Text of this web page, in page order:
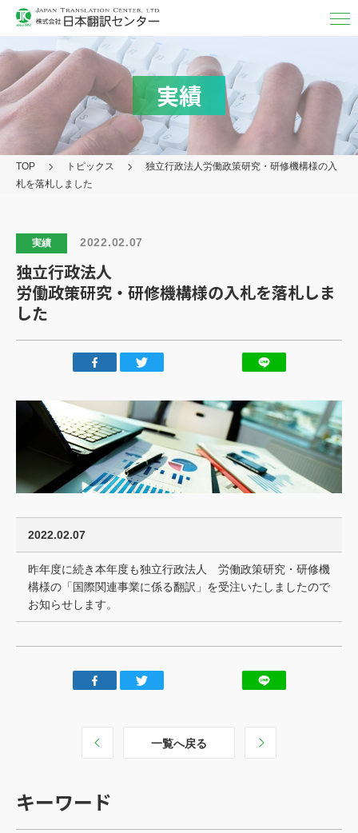
翻訳
MTPE（機械チェック）
映像字幕
対応フォーマット
アフターケア
その他のサービス
行動規範
アクセスマップ
実績
トピックス
ご利用案内
実績
TOP トピックス 独立行政法人労働政策研究・研修機構様の入
札を落札しました
実績 2022.02.07
独立行政法人
労働政策研究・研修機構様の入札を落札しま
した
2022.02.07
昨年度に続き本年度も独立行政法人 労働政策研究・研修機
構様の「国際関連事業に係る翻訳」を受注いたしましたので
お知らせします。
一覧へ戻る
キーワード